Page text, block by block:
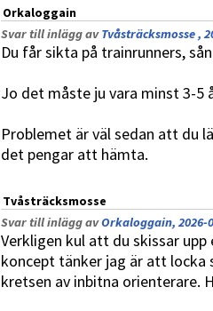
Orkaloggain
Svar till inlägg avTvåsträcksmosse ,
Du får sikta på trainrunners,
Jo det måste ju vara minst 3-5
Problemet är väl sedan att du
det pengar att hämta.
Tvåsträcksmosse
Svar till inlägg avOrkaloggain, 2026-
Verkligen kul att du skissar
koncept tänker jag är att
kretsen av inbitna orienterare.